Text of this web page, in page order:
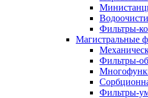
Фильтры-
Магистральные
Фильтры-
Фильтры-